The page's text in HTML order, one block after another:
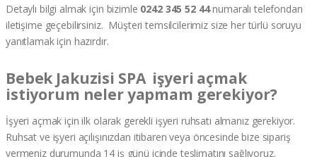
Detaylı bilgi almak için bizimle 0242 345 52 44numaralı telefondan
iletişime geçebilirsiniz. Müşteri temsilcilerimiz size her türlü soruyu
yanıtlamak için hazırdır.
Bebek Jakuzisi SPA işyeri açmak
istiyorum neler yapmam gerekiyor?
İşyeri açmak için ilk olarak gerekli işyeri ruhsatı almanız gerekiyor.
Ruhsat ve işyeri açılışınızdan itibaren veya öncesinde bize sipariş
vermeniz durumunda 14 iş günü içinde teslimatını sağlıyoruz.